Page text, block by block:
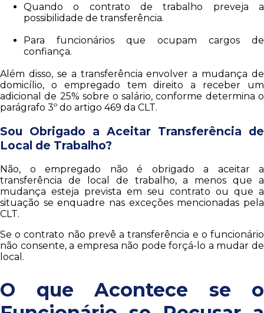
Quando o contrato de trabalho preveja a
possibilidade de transferência.
Para funcionários que ocupam cargos de
confiança.
Além disso, se a transferência envolver a mudança de
domicílio, o empregado tem direito a receber um
adicional de 25% sobre o salário, conforme determina o
parágrafo 3º do artigo 469 da CLT.
Sou Obrigado a Aceitar Transferência de
Local de Trabalho?
Não, o empregado não é obrigado a aceitar a
transferência de local de trabalho, a menos que a
mudança esteja prevista em seu contrato ou que a
situação se enquadre nas exceções mencionadas pela
CLT.
Se o contrato não prevê a transferência e o funcionário
não consente, a empresa não pode forçá-lo a mudar de
local.
O que Acontece se o